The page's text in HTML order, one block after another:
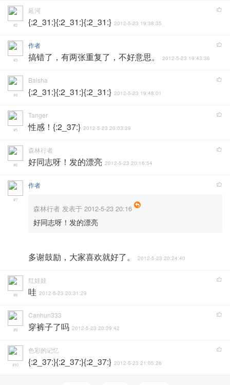
延河
#2 {:2_31:}{:2_31:}{:2_31:} 2012-5-23 19:38:35
作者
#3 搞错了，有两张重复了，不好意思。 2012-5-23 19:43:36
Baisha
#4 {:2_31:}{:2_31:}{:2_31:} 2012-5-23 19:48:01
Tanger
#5 性感！{:2_37:} 2012-5-23 20:03:39
森林行者
#6 好同志呀！发的漂亮 2012-5-23 20:16:54
作者
#7
森林行者 发表于 2012-5-23 20:16
好同志呀！发的漂亮
多谢鼓励，大家喜欢就好了。 2012-5-23 20:24:40
红娃娃
#8 哇 2012-5-23 20:31:29
Canhun333
#9 穿裤子了吗 2012-5-23 20:39:42
色彩的记忆
#10 {:2_37:}{:2_37:}{:2_37:} 2012-5-23 21:05:26